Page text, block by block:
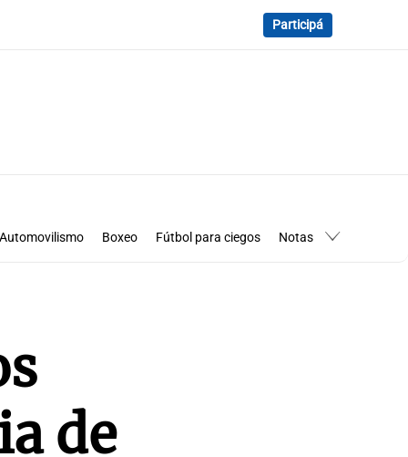
Participá
Automovilismo Boxeo Fútbol para ciegos
Notas
de